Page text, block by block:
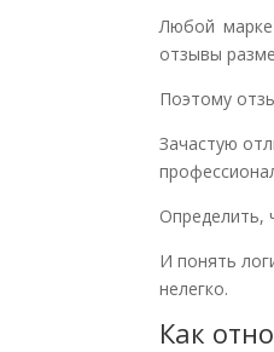
Любой
отзывы
Поэтому
Зачастую
Определить,
И понять
нелегко.
Как